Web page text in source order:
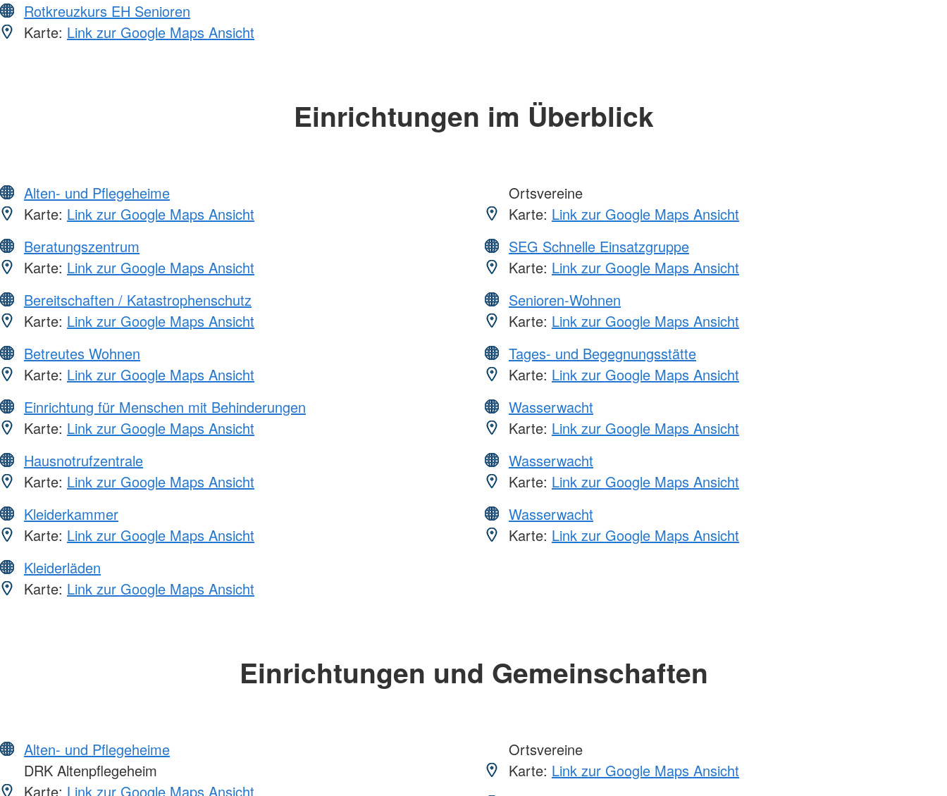
Rotkreuzkurs EH Senioren
Karte: Link zur Google Maps Ansicht
Einrichtungen im Überblick
Alten- und Pflegeheime
Karte: Link zur Google Maps Ansicht
Beratungszentrum
Karte: Link zur Google Maps Ansicht
Bereitschaften / Katastrophenschutz
Karte: Link zur Google Maps Ansicht
Betreutes Wohnen
Karte: Link zur Google Maps Ansicht
Einrichtung für Menschen mit Behinderungen
Karte: Link zur Google Maps Ansicht
Hausnotrufzentrale
Karte: Link zur Google Maps Ansicht
Kleiderkammer
Karte: Link zur Google Maps Ansicht
Kleiderläden
Karte: Link zur Google Maps Ansicht
Ortsvereine
Karte: Link zur Google Maps Ansicht
SEG Schnelle Einsatzgruppe
Karte: Link zur Google Maps Ansicht
Senioren-Wohnen
Karte: Link zur Google Maps Ansicht
Tages- und Begegnungsstätte
Karte: Link zur Google Maps Ansicht
Wasserwacht
Karte: Link zur Google Maps Ansicht
Wasserwacht
Karte: Link zur Google Maps Ansicht
Wasserwacht
Karte: Link zur Google Maps Ansicht
Einrichtungen und Gemeinschaften
Alten- und Pflegeheime
DRK Altenpflegeheim
Karte: Link zur Google Maps Ansicht
Ortsvereine
Karte: Link zur Google Maps Ansicht